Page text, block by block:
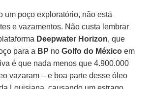
um poço exploratório, não está
e vazamentos. Não custa lembrar
Deepwater Horizon, que
para a BP noGolfo do México em
é que nada menos que 4.900.000
vazaram – e boa parte desse óleo